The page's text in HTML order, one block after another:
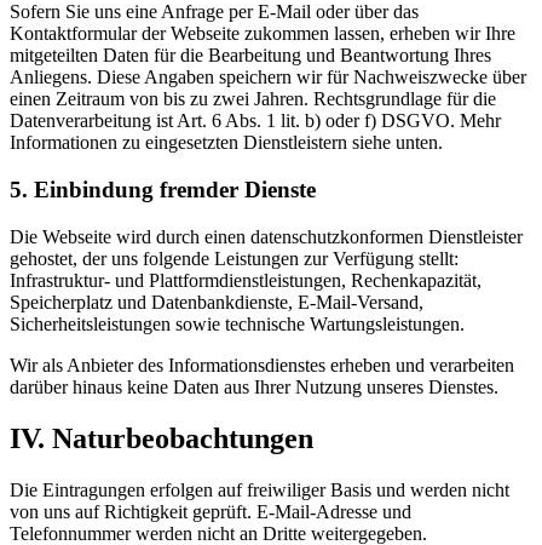
Sofern Sie uns eine Anfrage per E-Mail oder über das
Kontaktformular der Webseite zukommen lassen, erheben wir Ihre
mitgeteilten Daten für die Bearbeitung und Beantwortung Ihres
Anliegens. Diese Angaben speichern wir für Nachweiszwecke über
einen Zeitraum von bis zu zwei Jahren. Rechtsgrundlage für die
Datenverarbeitung ist Art. 6 Abs. 1 lit. b) oder f) DSGVO. Mehr
Informationen zu eingesetzten Dienstleistern siehe unten.
5. Einbindung fremder Dienste
Die Webseite wird durch einen datenschutzkonformen Dienstleister
gehostet, der uns folgende Leistungen zur Verfügung stellt:
Infrastruktur- und Plattformdienstleistungen, Rechenkapazität,
Speicherplatz und Datenbankdienste, E-Mail-Versand,
Sicherheitsleistungen sowie technische Wartungsleistungen.
Wir als Anbieter des Informationsdienstes erheben und verarbeiten
darüber hinaus keine Daten aus Ihrer Nutzung unseres Dienstes.
IV. Naturbeobachtungen
Die Eintragungen erfolgen auf freiwiliger Basis und werden nicht
von uns auf Richtigkeit geprüft. E-Mail-Adresse und
Telefonnummer werden nicht an Dritte weitergegeben.